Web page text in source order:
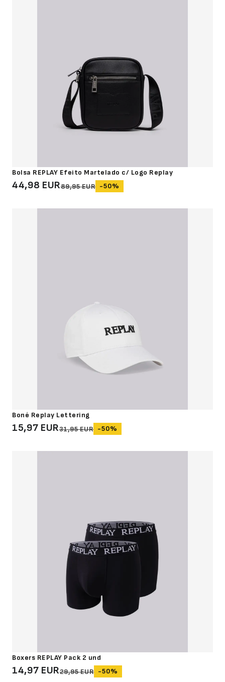
Bolsa REPLAY Efeito Martelado c/ Logo Replay
44,98 EUR89,95 EUR -50%
Boné Replay Lettering
15,97 EUR31,95 EUR -50%
Boxers REPLAY Pack 2 und
14,97 EUR29,95 EUR -50%